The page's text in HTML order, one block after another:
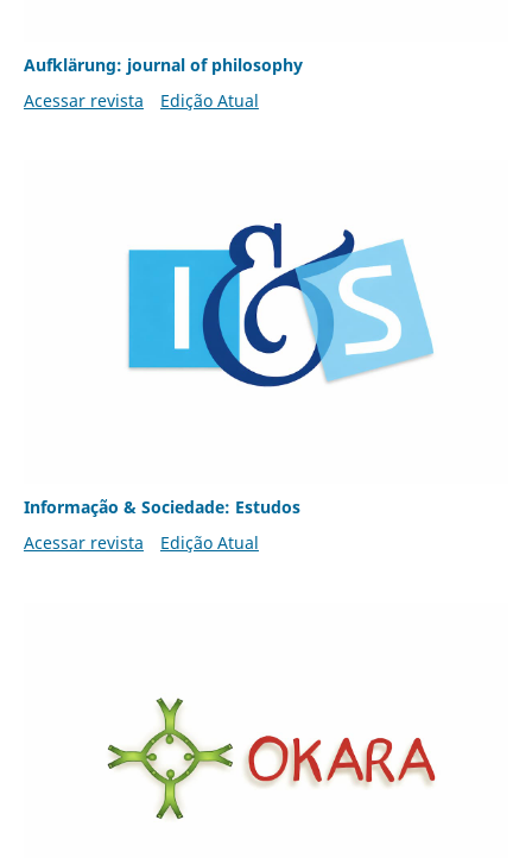
Aufklärung: journal of philosophy
Acessar revista
Edição Atual
Informação & Sociedade: Estudos
Acessar revista
Edição Atual